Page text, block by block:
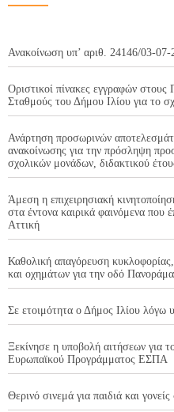
Ανακοίνωση υπ’ αριθ. 24146/03-
Οριστικοί πίνακες εγγραφών
Σταθμούς του Δήμου Ιλίου για το
Ανάρτηση προσωρινών
ανακοίνωσης για την πρόσληψη
σχολικών μονάδων, διδακτικού
Άμεση η επιχειρησιακή
στα έντονα καιρικά φαινόμενα που
Αττική
Καθολική απαγόρευση
και οχημάτων για την οδό
Σε ετοιμότητα ο Δήμος Ιλίου λόγω
Ξεκίνησε η υποβολή αιτήσεων για
Ευρωπαϊκού Προγράμματος ΕΣΠΑ
Θερινό σινεμά για παιδιά και